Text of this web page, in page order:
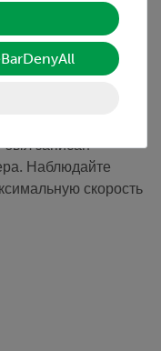
пружинного
19 кГц
с помощью
был записан
Наблюдайте
скорость